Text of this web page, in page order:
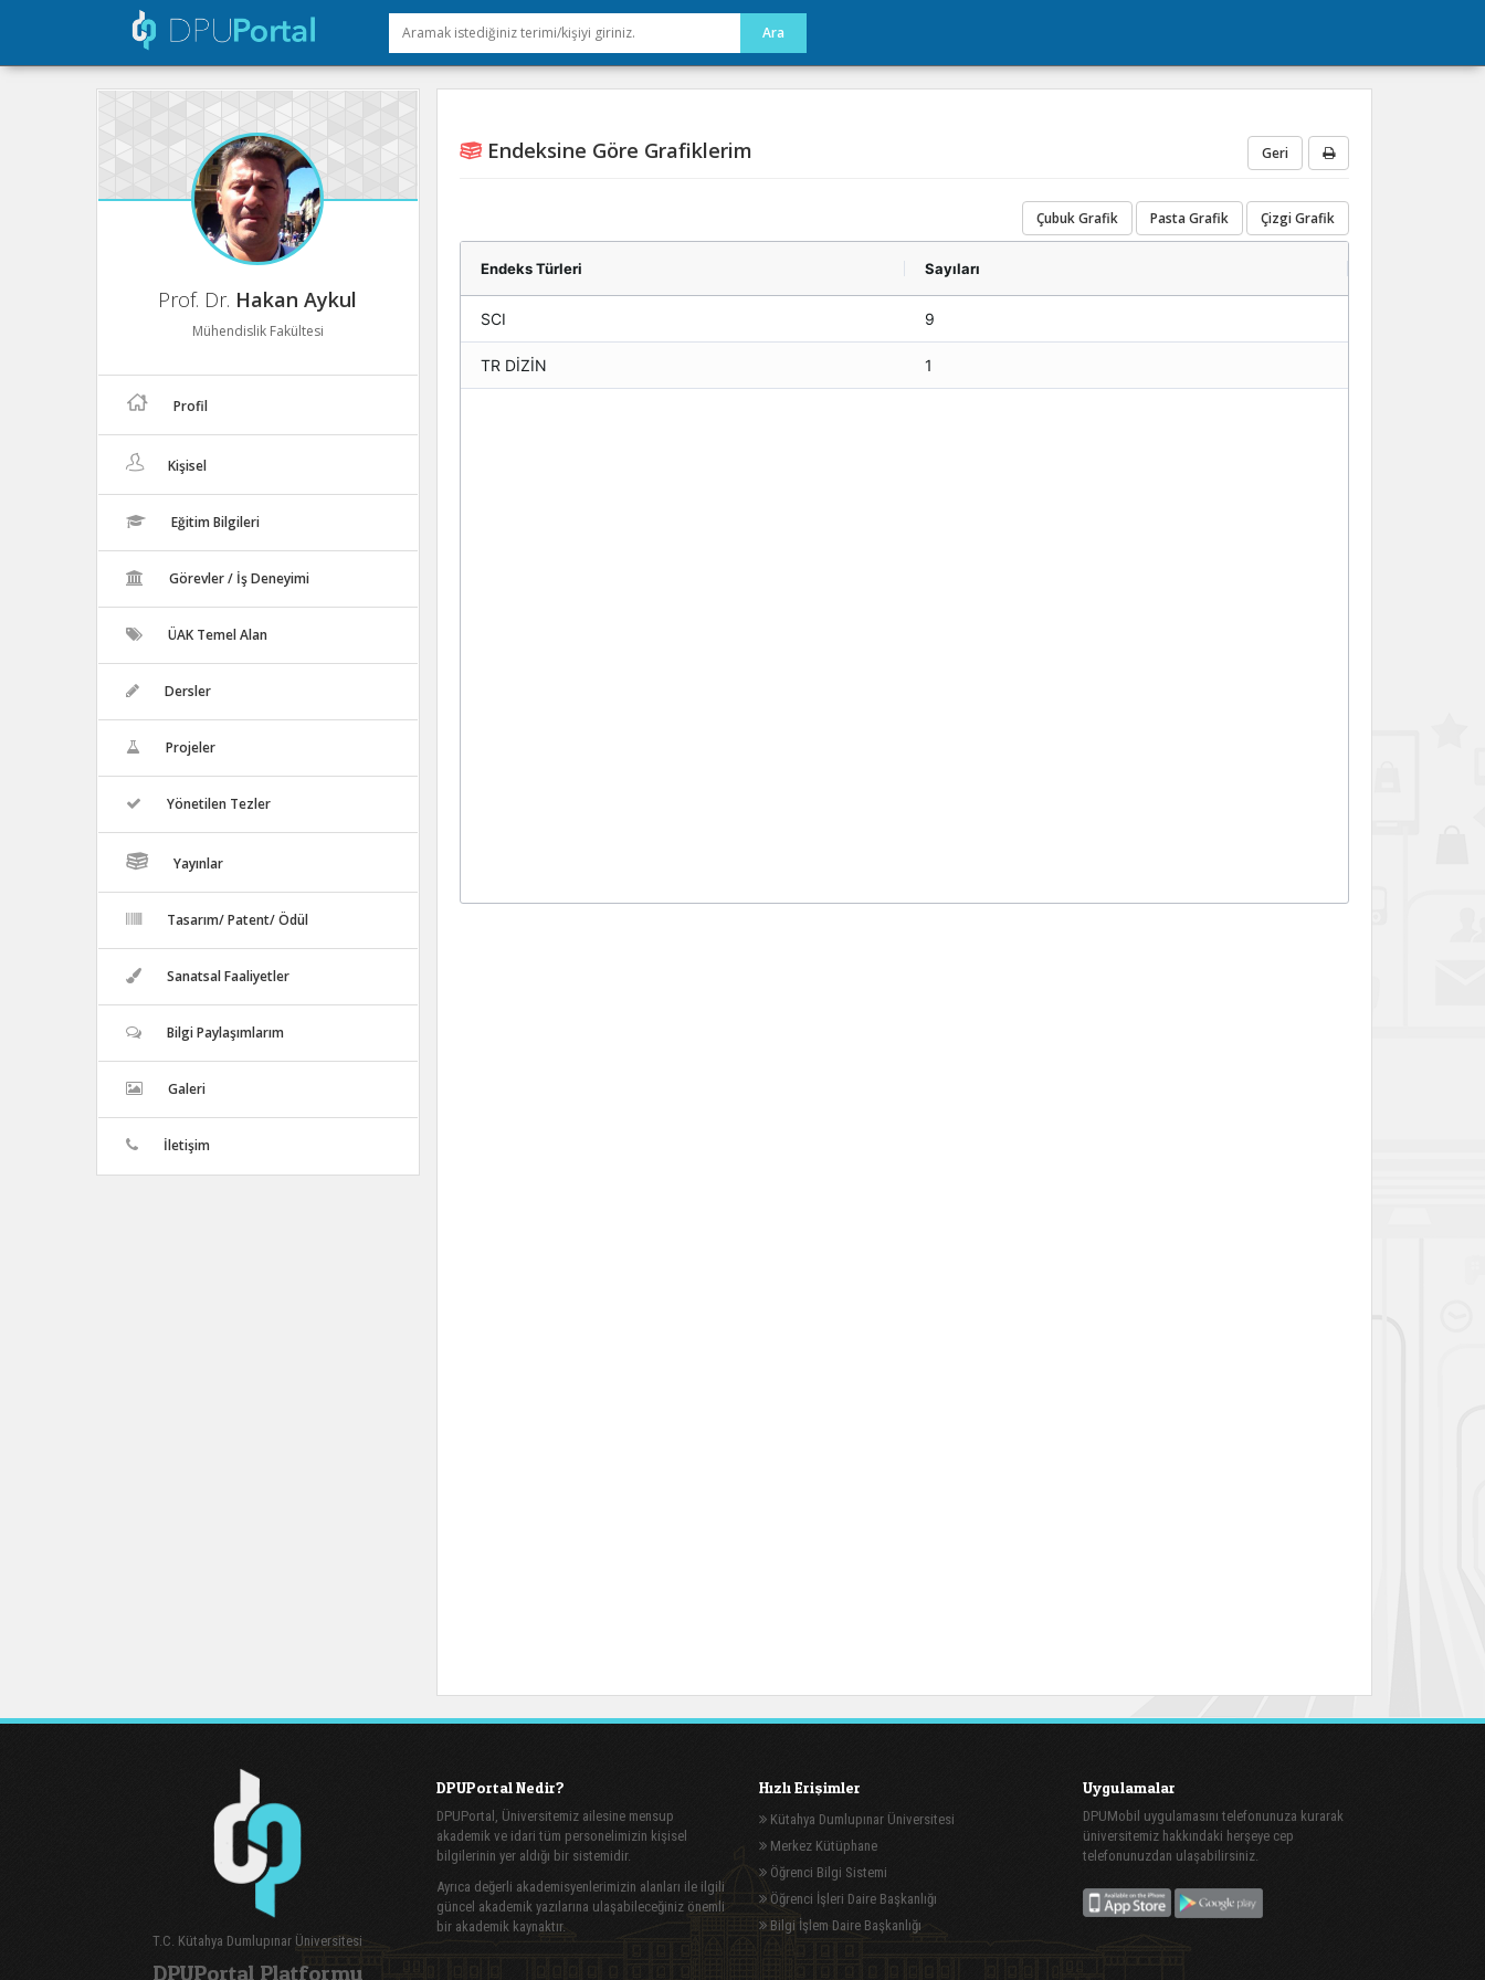
Prof. Dr. Hakan Aykul
Mühendislik Fakültesi
Profil
Kişisel
Eğitim Bilgileri
Görevler / İş Deneyimi
ÜAK Temel Alan
Dersler
Projeler
Yönetilen Tezler
Yayınlar
Tasarım/ Patent/ Ödül
Sanatsal Faaliyetler
Bilgi Paylaşımlarım
Galeri
İletişim
Endeksine Göre Grafiklerim Geri
Çubuk Grafik Pasta Grafik Çizgi Grafik
Endeks Türleri Sayıları
SCI 9
TR DİZİN 1
T.C. Kütahya Dumlupınar Üniversitesi
DPUPortal Platformu
DPUPortal Nedir?
DPUPortal, Üniversitemiz ailesine mensup
akademik ve idari tüm personelimizin kişisel
bilgilerinin yer aldığı bir sistemidir.
Ayrıca değerli akademisyenlerimizin alanları ile ilgili
güncel akademik yazılarına ulaşabileceğiniz önemli
bir akademik kaynaktır.
Hızlı Erişimler
Kütahya Dumlupınar Üniversitesi
Merkez Kütüphane
Öğrenci Bilgi Sistemi
Öğrenci İşleri Daire Başkanlığı
Bilgi İşlem Daire Başkanlığı
Uygulamalar
DPUMobil uygulamasını telefonunuza kurarak
üniversitemiz hakkındaki herşeye cep
telefonunuzdan ulaşabilirsiniz.